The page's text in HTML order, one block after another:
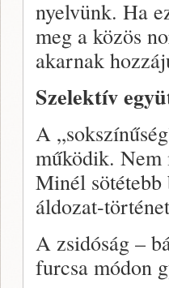
nyelvünk. Ha
meg a közös
akarnak
Szelektív
A
működik. Nem
Minél sötétebb
áldozat-
A zsidóság –
furcsa módon